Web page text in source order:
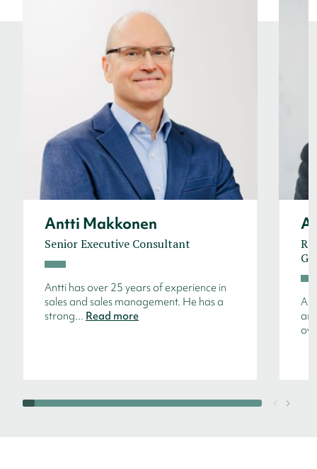
Antti Makkonen
Senior Executive Consultant
Antti has over 25 years of experience in
sales and sales management. He has a
strong... Read more